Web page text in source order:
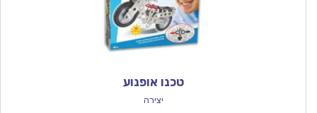
טכנו אופנוע
יצירה